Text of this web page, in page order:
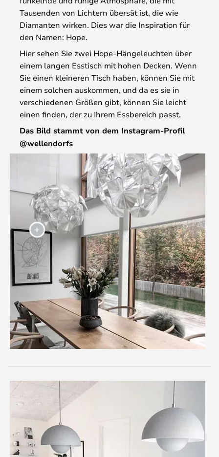
Tausenden von Lichtern übersät ist, die wie
Diamanten wirken. Dies war die Inspiration für
den Namen: Hope.
Hier sehen Sie zwei Hope-Hängeleuchten über
einem langen Esstisch mit hohen Decken. Wenn
Sie einen kleineren Tisch haben, können Sie mit
einem solchen auskommen, und da es sie in
verschiedenen Größen gibt, können Sie leicht
einen finden, der zu Ihrem Essbereich passt.
Das Bild stammt von dem Instagram-Profil
@wellendorfs